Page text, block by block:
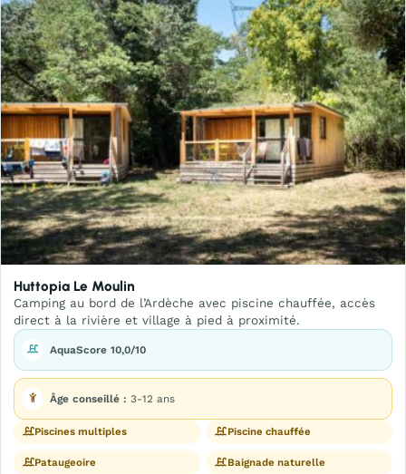
Huttopia Le Moulin
Camping au bord de l’Ardèche avec piscine chauffée, accès
direct à la rivière et village à pied à proximité.
AquaScore 10,0/10
Âge conseillé : 3-12 ans
Piscines multiples Piscine chauffée
Pataugeoire Baignade naturelle